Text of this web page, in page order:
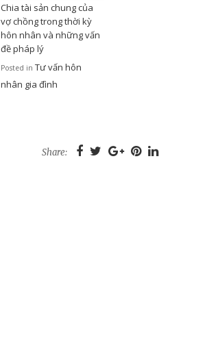
Chia tài sản chung của
vợ chồng trong thời kỳ
hôn nhân và những vấn
đề pháp lý
Posted in Tư vấn hôn
nhân gia đình
Share: